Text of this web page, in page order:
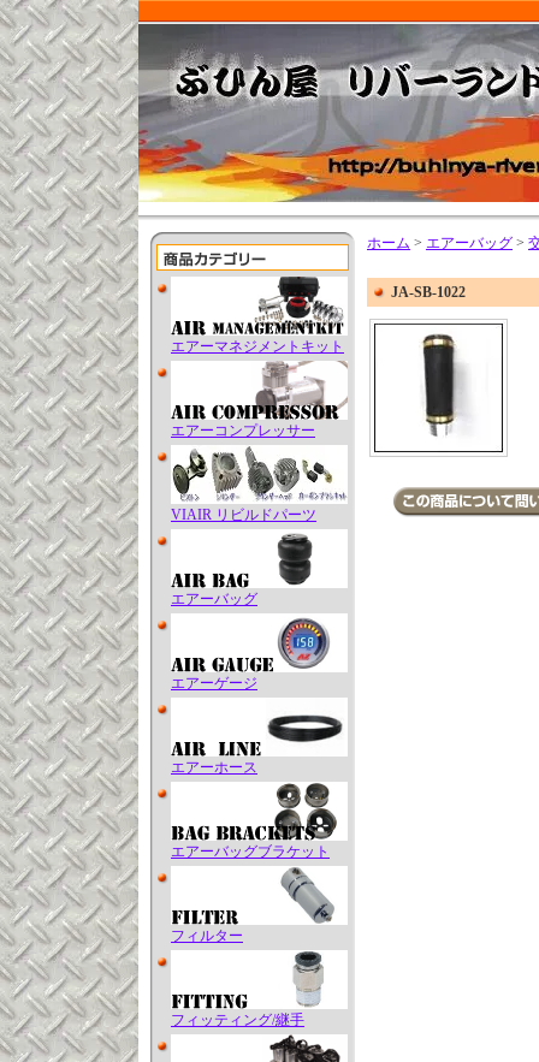
エアーマネジメントキット
エアーコンプレッサー
VIAIR リビルドパーツ
エアーバッグ
エアーゲージ
エアーホース
エアーバッグブラケット
フィルター
フィッティング/継手
ホーム > エアーバッグ >
JA-SB-1022